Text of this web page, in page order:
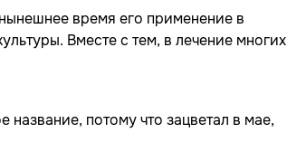
время его применение в
Вместе с тем, в лечение многих
название, потому что зацветал в мае,